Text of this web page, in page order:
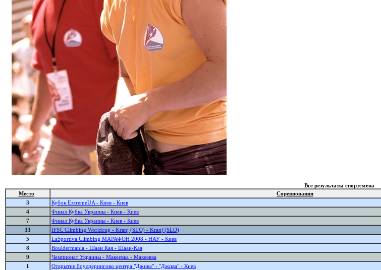
Все результаты спортсмена
Место
Соревнования
3
Кубок ExtremeUA - Киев - Киев
4
Финал Кубка Украины - Киев - Киев
7
Финал Кубка Украины - Киев - Киев
33
IFSC Climbing Worldcup - Kranj (SLO) - Kranj (SLO)
5
LaSportiva Climbing МАРАФОН 2008 - НАУ - Киев
8
Bouldermania - Шаан Кая - Шаан-Кая
9
Чемпионат Украины - Макеевка - Макеевка
1
Открытие боулдерингово центра "Джива" - "Джива" - Киев